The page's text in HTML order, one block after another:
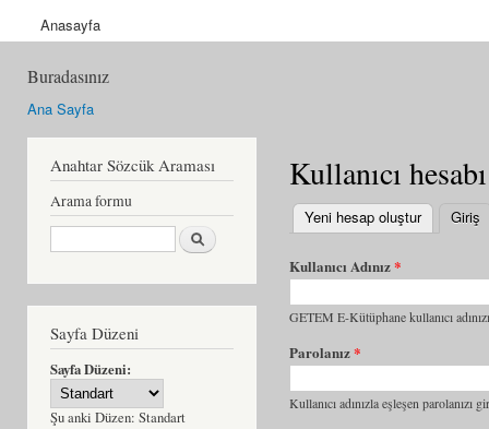
Anasayfa
Buradasınız
Ana Sayfa
Anahtar Sözcük Araması
Arama formu
Ara
Sayfa Düzeni
Sayfa Düzeni:
Şu anki Düzen: Standart
Kullanıcı hesabı
Yeni hesap oluştur Giriş
Kullanıcı Adınız*
GETEM E-Kütüphane kullanıcı
Parolanız*
Kullanıcı adınızla eşleşen parolanızı